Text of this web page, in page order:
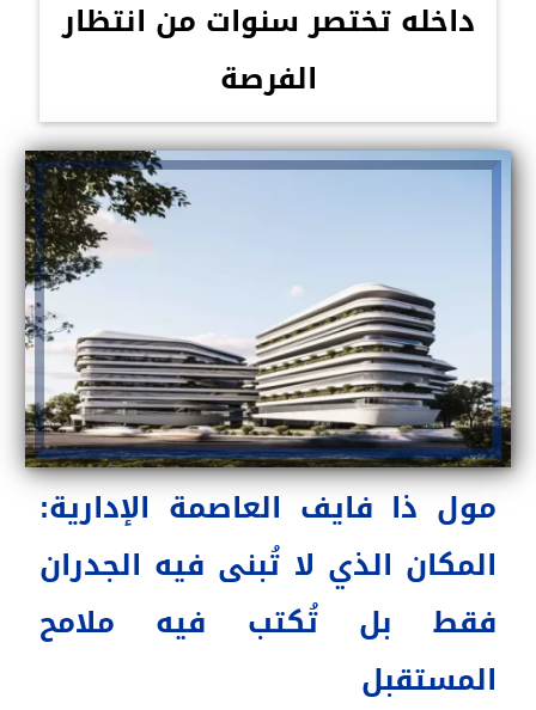
داخله تختصر سنوات من انتظار
الفرصة
مول ذا فايف العاصمة الإدارية:
المكان الذي لا تُبنى فيه الجدران
فقط بل تُكتب فيه ملامح
المستقبل